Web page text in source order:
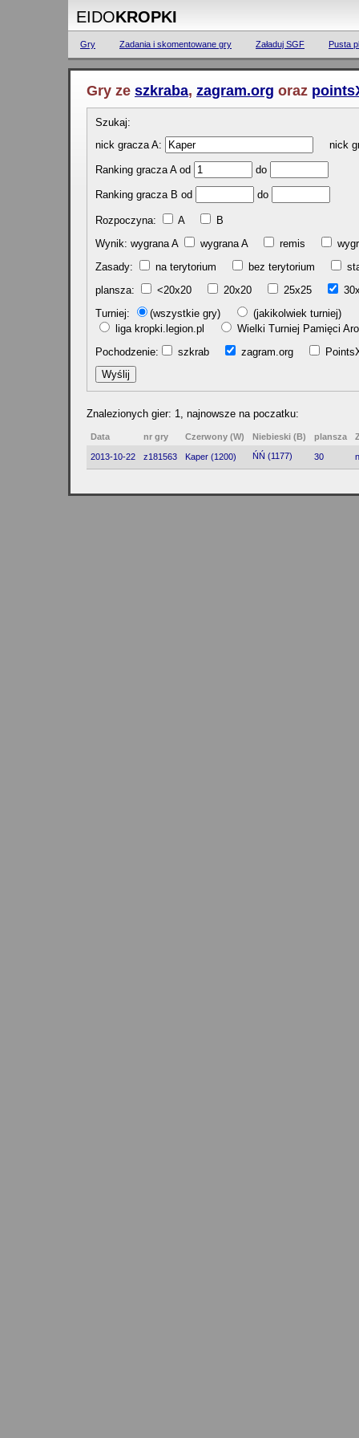
EIDOKROPKI
Gry Zadania i skomentowane gry Załaduj SGF Pusta
Gry ze szkraba, zagram.org oraz
Szukaj:
nick gracza A:
nick
Ranking gracza A od do
Ranking gracza B od do
Rozpoczyna: A
B
Wynik: wygrana A
wygrana A remis
Zasady:
na terytorium bez terytorium
plansza:
<20x20 20x20 25x25
Turniej:
(wszystkie gry)
(jakikolwiek turniej)
liga kropki.legion.pl
Wielki Turniej Pamięci
Pochodzenie:
szkrab zagram.org
Znalezionych gier: 1, najnowsze na poczatku:
Data nr gry Czerwony (W) Niebieski (B) plansza
2013-10-22 z181563 Kaper (1200) ŃŃ (1177) 30